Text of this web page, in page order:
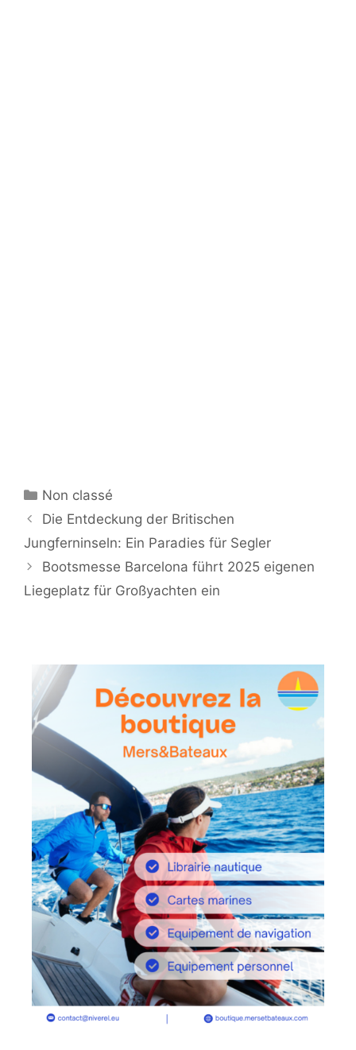
Kategorien
Non classé
Die Entdeckung der Britischen
Jungferninseln: Ein Paradies für Segler
Bootsmesse Barcelona führt 2025 eigenen
Liegeplatz für Großyachten ein